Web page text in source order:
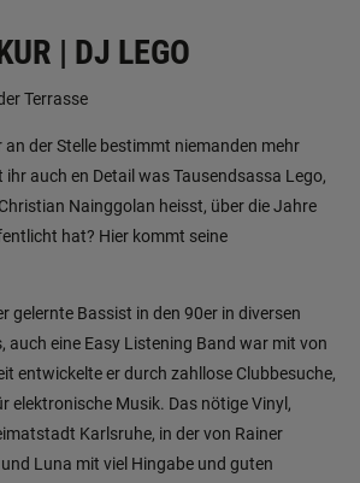
| DJ LEGO
Terrasse
an der Stelle bestimmt niemanden mehr
auch en Detail was Tausendsassa Lego,
Nainggolan heisst, über die Jahre
hat? Hier kommt seine
gelernte Bassist in den 90er in diversen
auch eine Easy Listening Band war mit von
entwickelte er durch zahllose Clubbesuche,
elektronische Musik. Das nötige Vinyl,
Karlsruhe, in der von Rainer
Luna mit viel Hingabe und guten